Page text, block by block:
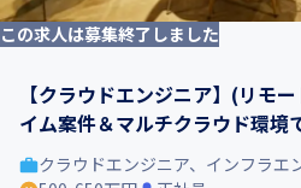
この求人は募集終了しました
【クラウドエンジニア】(リモ
イム案件＆マルチクラウド環境
クラウドエンジニア、インフラエ